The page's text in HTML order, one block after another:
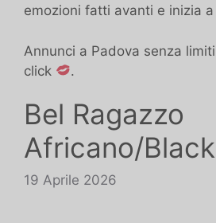
emozioni fatti avanti e inizia
Annunci a Padova senza
click
.
Bel Ragazzo
Africano/Black
19 Aprile 2026